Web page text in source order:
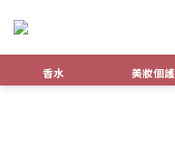
香水 美妝個護